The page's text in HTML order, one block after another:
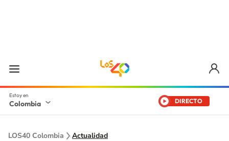
Colombia DIRECTO
LOS40 Colombia Actualidad